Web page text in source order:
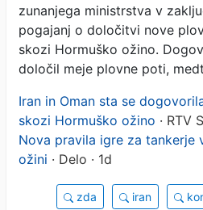
zunanjega ministrstva v
pogajanj o določitvi nove
skozi Hormuško ožino.
določil meje plovne poti,
Iran in Oman sta se
skozi Hormuško ožino · RTV
Nova pravila igre za tankerje
ožini · Delo · 1d
zda iran